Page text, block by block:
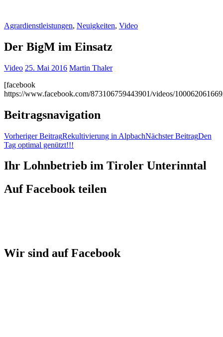
Agrardienstleistungen, Neuigkeiten, Video
Der BigM im Einsatz
Video 25. Mai 2016 Martin Thaler
[facebook
https://www.facebook.com/873106759443901/videos/
Beitragsnavigation
Vorheriger BeitragRekultivierung in AlpbachNächster BeitragDen
Tag optimal genützt!!!
Ihr Lohnbetrieb im Tiroler Unterinntal
Auf Facebook teilen
Wir sind auf Facebook